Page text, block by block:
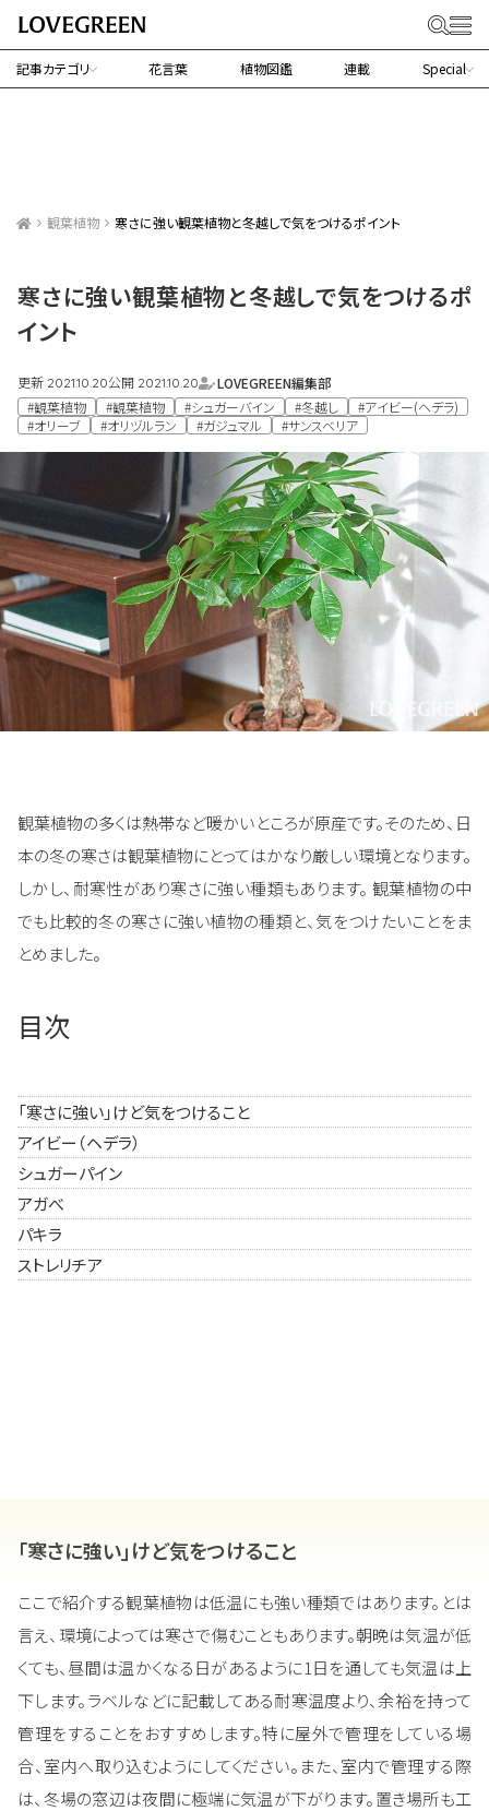
記事カテゴリ 花言葉 植物図鑑 連載 Special
観葉植物 寒さに強い観葉植物と冬越しで気をつけるポイント
寒さに強い観葉植物と冬越しで気をつけるポ
イント
更新 2021.10.20公開 2021.10.20
LOVEGREEN編集部
#観葉植物
#観葉植物 #シュガーバイン #冬越し
#アイビー(ヘデラ)
#オリーブ
#オリヅルラン #ガジュマル #サンスベリア
観葉植物の多くは熱帯など暖かいところが原産です。そのため、日
本の冬の寒さは観葉植物にとってはかなり厳しい環境となります。
しかし、耐寒性があり寒さに強い種類もあります。 観葉植物の中
でも比較的冬の寒さに強い植物の種類と、気をつけたいことをま
とめました。
目次
「寒さに強い」けど気をつけること
アイビー（ヘデラ）
シュガーパイン
アガべ
パキラ
ストレリチア
「寒さに強い」けど気をつけること
ここで紹介する観葉植物は低温にも強い種類ではあります。とは
言え、環境によっては寒さで傷むこともあります。朝晩は気温が低
くても、昼間は温かくなる日があるように1日を通しても気温は上
下します。ラベルなどに記載してある耐寒温度より、余裕を持って
管理をすることをおすすめします。特に屋外で管理をしている場
合、室内へ取り込むようにしてください。また、室内で管理する際
は、冬場の窓辺は夜間に極端に気温が下がります。置き場所も工